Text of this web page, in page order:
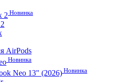
2 Новинка
AirPods
Новинка
Neo 13" (2026) Новинка